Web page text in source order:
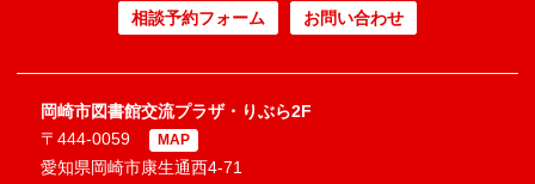
相談予約フォーム お問い合わせ
岡崎市図書館交流プラザ・りぶら2F
〒444-0059
MAP
愛知県岡崎市康生通西4-71